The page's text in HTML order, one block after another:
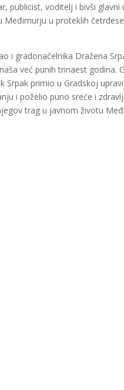
publicist, voditelj i bivši glavni
u proteklih
i gradonačelnika Dražena
već punih trinaest godina.
Srpak primio u Gradskoj
i poželio puno sreće i
trag u javnom životu